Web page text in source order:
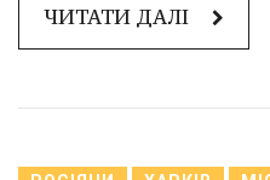
ЧИТАТИ ДАЛІ